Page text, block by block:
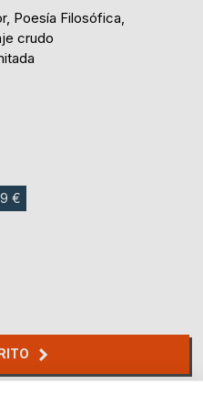
Poesía Filosófica,
crudo
€